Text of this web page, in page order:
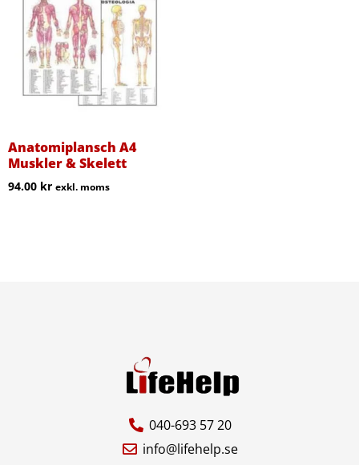
Anatomiplansch A4
Muskler & Skelett
94.00 kr exkl. moms
040-693 57 20
info@lifehelp.se